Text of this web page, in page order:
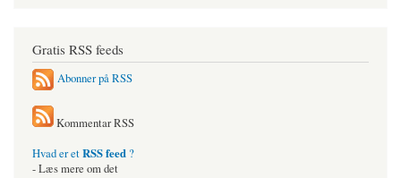
Gratis RSS feeds
Abonner på RSS
Kommentar RSS
Hvad er etRSS feed ?
- Læs mere om det